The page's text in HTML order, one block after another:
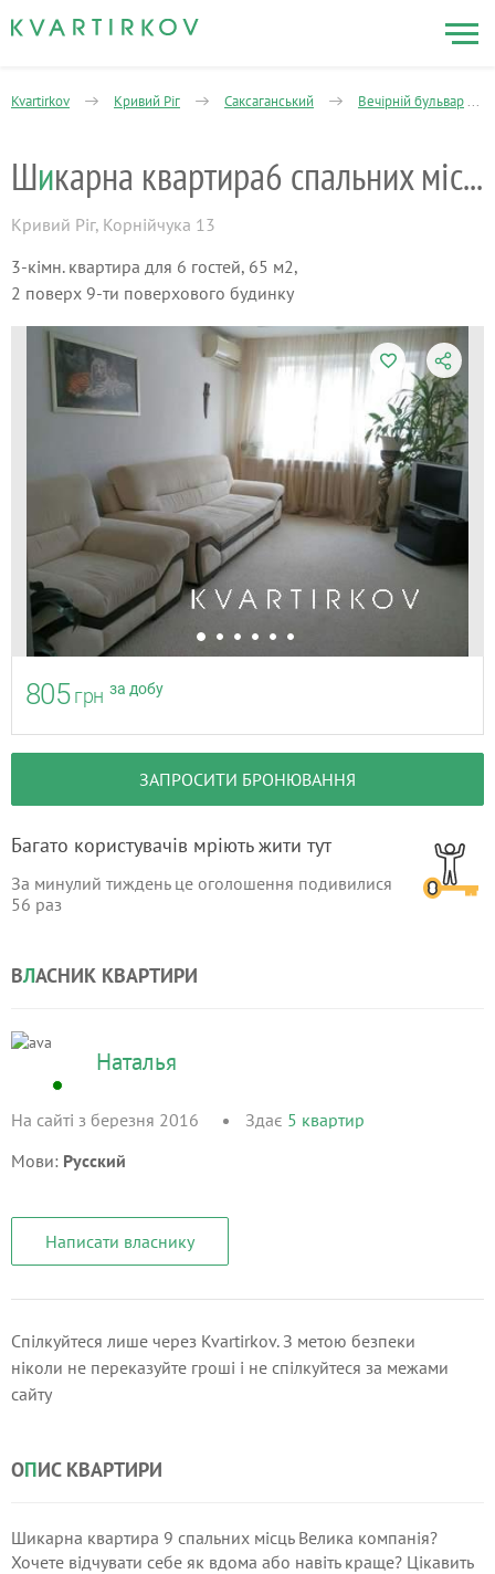
Kvartirkov Кривий Ріг Саксаганський Вечірній бульвар
Ши карна квартира6 спальних місць
Кривий Ріг, Корнійчука 13
3-кімн. квартира для 6 гостей, 65 м2,
2 поверх 9-ти поверхового будинку
805 грн за добу
ЗАПРОСИТИ БРОНЮВАННЯ
Багато користувачів мріють жити тут
За минулий тиждень це оголошення подивилися
56 раз
ВЛАСНИК КВАРТИРИ
Наталья
На сайті з березня 2016 Здає 5 квартир
Мови: Русский
Написати власнику
Спілкуйтеся лише через Kvartirkov. З метою безпеки
ніколи не переказуйте гроші і не спілкуйтеся за межами
сайту
ОПИС КВАРТИРИ
Шикарна квартира 9 спальних місць Велика компанія?
Хочете відчувати себе як вдома або навіть краще? Цікавить